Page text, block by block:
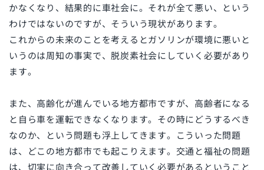
かなくなり、結果的に車社会に。それが全て悪い、という
わけではないのですが、そういう現状があります。
これからの未来のことを考えるとガソリンが環境に悪いと
いうのは周知の事実で、脱炭素社会にしていく必要があり
ます。
また、高齢化が進んでいる地方都市ですが、高齢者になる
と自ら車を運転できなくなります。その時にどうするべき
なのか、という問題も浮上してきます。こういった問題
は、どこの地方都市でも起こりえます。交通と福祉の問題
は、切実に向き合って改善していく必要があるということ